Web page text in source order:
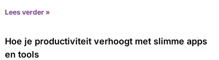
Lees verder »
Hoe je productiviteit verhoogt met slimme apps
en tools